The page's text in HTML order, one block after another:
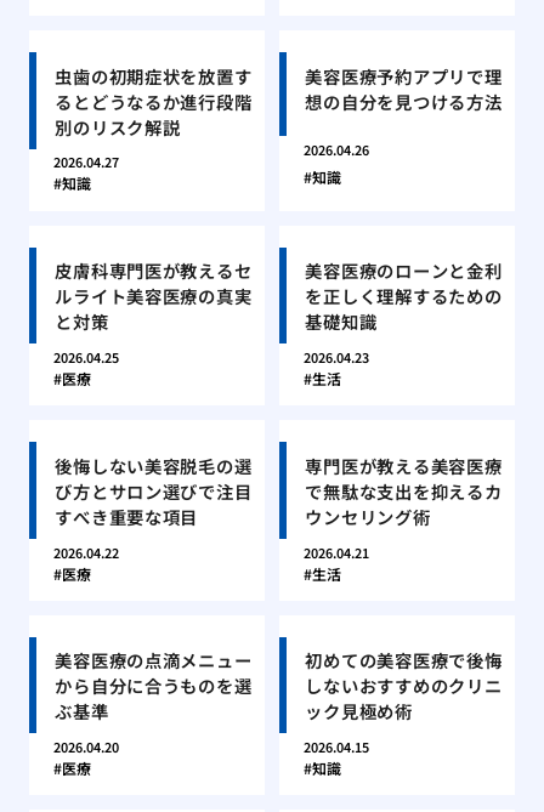
虫歯の初期症状を放置す
るとどうなるか進行段階
別のリスク解説
2026.04.27
知識
美容医療予約アプリで理
想の自分を見つける方法
2026.04.26
知識
皮膚科専門医が教えるセ
ルライト美容医療の真実
と対策
2026.04.25
医療
美容医療のローンと金利
を正しく理解するための
基礎知識
2026.04.23
生活
後悔しない美容脱毛の選
び方とサロン選びで注目
すべき重要な項目
2026.04.22
医療
専門医が教える美容医療
で無駄な支出を抑えるカ
ウンセリング術
2026.04.21
生活
美容医療の点滴メニュー
から自分に合うものを選
ぶ基準
2026.04.20
医療
初めての美容医療で後悔
しないおすすめのクリニ
ック見極め術
2026.04.15
知識